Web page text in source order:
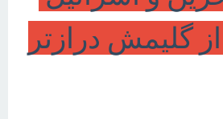
گلیمش درازتر